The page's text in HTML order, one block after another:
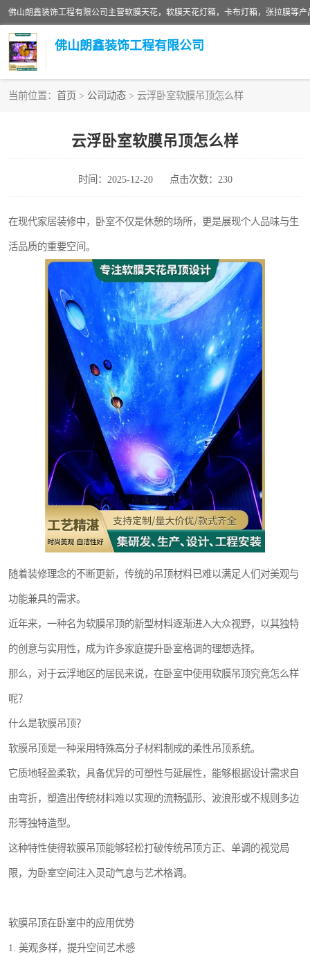
佛山朗鑫装饰工程有限公司
当前位置： 首页 > 公司动态 > 云浮卧室软膜吊顶怎么样
云浮卧室软膜吊顶怎么样
时间：2025-12-20 点击次数：230
在现代家居装修中，卧室不仅是休憩的场所，更是展现个人品味与生
活品质的重要空间。
随着装修理念的不断更新，传统的吊顶材料已难以满足人们对美观与
功能兼具的需求。
近年来，一种名为软膜吊顶的新型材料逐渐进入大众视野，以其独特
的创意与实用性，成为许多家庭提升卧室格调的理想选择。
那么，对于云浮地区的居民来说，在卧室中使用软膜吊顶究竟怎么样
呢？
什么是软膜吊顶？
软膜吊顶是一种采用特殊高分子材料制成的柔性吊顶系统。
它质地轻盈柔软，具备优异的可塑性与延展性，能够根据设计需求自
由弯折，塑造出传统材料难以实现的流畅弧形、波浪形或不规则多边
形等独特造型。
这种特性使得软膜吊顶能够轻松打破传统吊顶方正、单调的视觉局
限，为卧室空间注入灵动气息与艺术格调。
软膜吊顶在卧室中的应用优势
1. 美观多样，提升空间艺术感